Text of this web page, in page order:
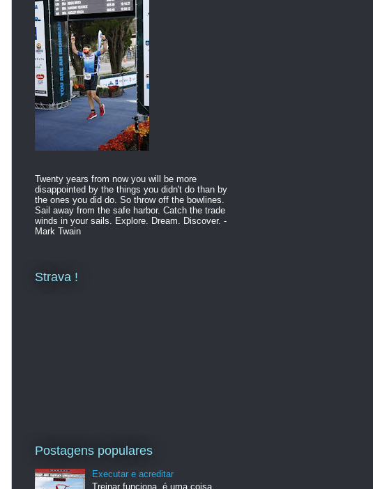
Twenty years from now you will be more
disappointed by the things you didn't do than by
the ones you did do. So throw off the bowlines.
Sail away from the safe harbor. Catch the trade
winds in your sails. Explore. Dream. Discover. -
Mark Twain
Strava !
Postagens populares
Executar e acreditar
Treinar funciona, é uma coisa